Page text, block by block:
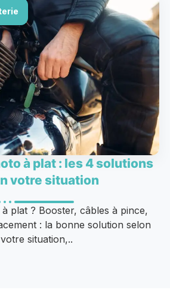
à plat : les 4 solutions
votre situation
plat ? Booster, câbles à pince,
: la bonne solution selon
votre situation,..